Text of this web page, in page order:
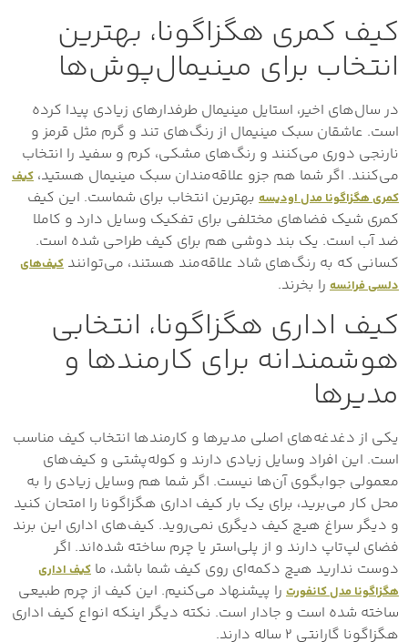
کیف کمری هگزاگونا، بهترین
انتخاب برای مینیمال‌پوش‌ها
در سال‌های اخیر، استایل مینیمال طرفدارهای زیادی پیدا کرده
است. عاشقان سبک مینیمال از رنگ‌های تند و گرم مثل قرمز و
نارنجی دوری می‌کنند و رنگ‌های مشکی، کرم و سفید را انتخاب
می‌کنند. اگر شما هم جزو علاقه‌مندان سبک مینیمال هستید، کیف‌
کمری هگزاگونا مدل اودیسه بهترین انتخاب برای شماست. این کیف
کمری شیک فضاهای مختلفی برای تفکیک وسایل دارد و کاملا
ضد آب است. یک بند دوشی هم برای کیف طراحی شده است.
کسانی که به رنگ‌های شاد علاقه‌مند هستند، می‌توانند کیف‌های
دلسی فرانسه را بخرند.
کیف اداری هگزاگونا، انتخابی
هوشمندانه برای کارمندها و
مدیرها
یکی از دغدغه‌های اصلی مدیرها و کارمندها انتخاب کیف مناسب
است. این افراد وسایل زیادی دارند و کوله‌پشتی و کیف‌های
معمولی جوابگوی آن‌ها نیست. اگر شما هم وسایل زیادی را به
محل کار می‌برید، برای یک بار کیف اداری هگزاگونا را امتحان کنید
و دیگر سراغ هیچ کیف دیگری نمی‌روید. کیف‌های اداری این برند
فضای لپ‌تاپ دارند و از پلی‌استر یا چرم ساخته شده‌اند. اگر
دوست ندارید هیچ دکمه‌ای روی کیف شما باشد، ما کیف اداری
هگزاگونا مدل کانفورت را پیشنهاد می‌کنیم. این کیف از چرم طبیعی
ساخته شده است و جادار است. نکته دیگر اینکه انواع کیف اداری
هگزاگونا گارانتی ۲ ساله دارند.